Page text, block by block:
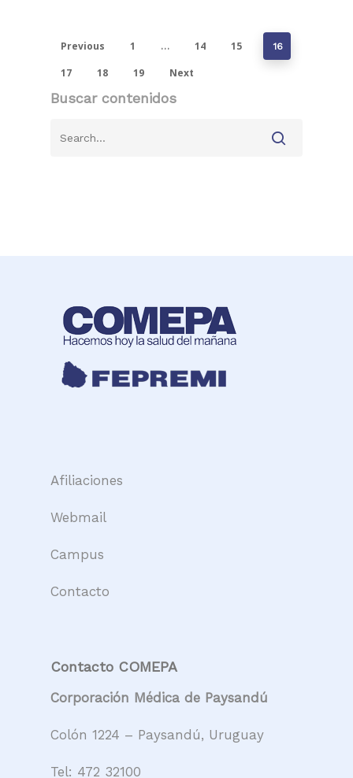
Previous 1 … 14 15 16
17 18 19 Next
Buscar contenidos
Afiliaciones
Webmail
Campus
Contacto
Contacto COMEPA
Corporación Médica de Paysandú
Colón 1224 – Paysandú, Uruguay
Tel: 472 32100